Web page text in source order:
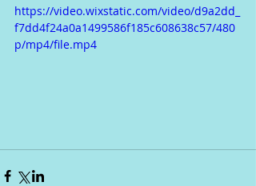
https://video.wixstatic.com/video/d9a2dd_
f7dd4f24a0a1499586f185c608638c57/480
p/mp4/file.mp4